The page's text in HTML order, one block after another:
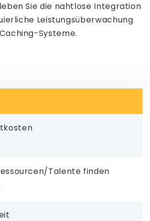
Sie die nahtlose Integration
Leistungsüberwachung
Systeme.
Talente finden